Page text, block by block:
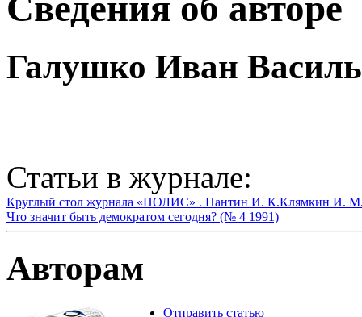
Галушко Иван
Статьи в журнале:
Круглый стол журнала «ПОЛИС» . Пантин И. К.Клямкин И.
Что значит быть демократом сегодня? (№ 4 1991)
Авторам
Отправить статью